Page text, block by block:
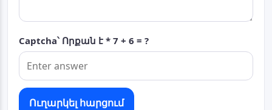
Captcha՝ Որքան է * 7 + 6 = ?
Ուղարկել հարցում